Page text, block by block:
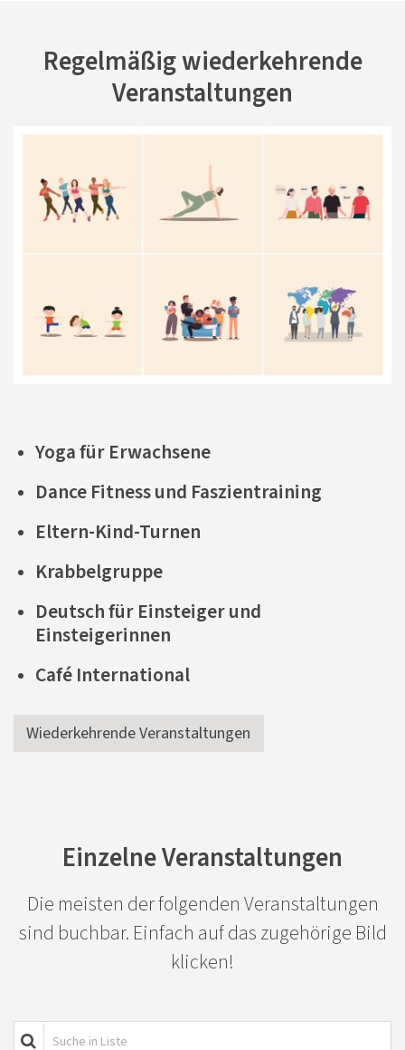
Regelmäßig wiederkehrende
Veranstaltungen
Yoga für Erwachsene
Dance Fitness und Faszientraining
Eltern-Kind-Turnen
Krabbelgruppe
Deutsch für Einsteiger und
Einsteigerinnen
Café International
Wiederkehrende Veranstaltungen
Einzelne Veranstaltungen
Die meisten der folgenden Veranstaltungen
sind buchbar. Einfach auf das zugehörige Bild
klicken!
Suche in Liste